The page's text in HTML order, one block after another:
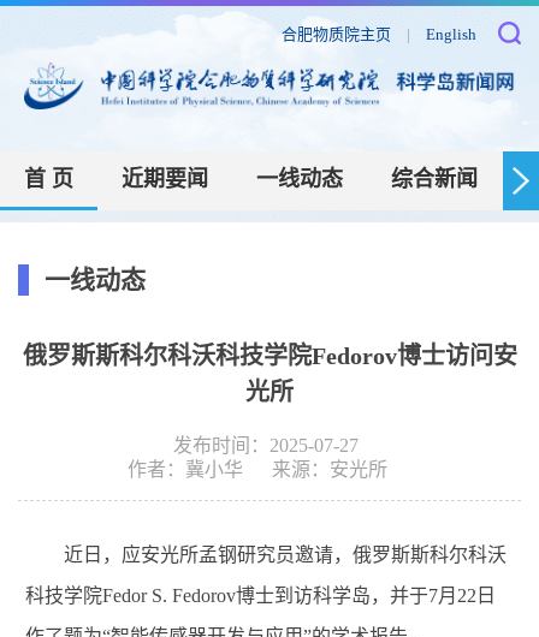
合肥物质院主页 | English
首 页 近期要闻 一线动态 综合新闻
一线动态
俄罗斯斯科尔科沃科技学院Fedorov博士访问安
光所
发布时间：2025-07-27
作者： 冀小华 来源： 安光所
近日，应安光所孟钢研究员邀请，俄罗斯斯科尔科沃
科技学院Fedor S. Fedorov博士到访科学岛，并于7月 22 日